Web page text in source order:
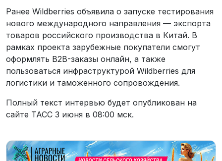
Ранее Wildberries объявила о запуске тестирования
нового международного направления — экспорта
товаров российского производства в Китай. В
рамках проекта зарубежные покупатели смогут
оформлять B2B-заказы онлайн, а также
пользоваться инфраструктурой Wildberries для
логистики и таможенного сопровождения.
Полный текст интервью будет опубликован на
сайте ТАСС 3 июня в 08:00 мск.